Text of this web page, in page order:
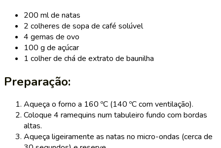
200 ml de natas
2 colheres de sopa de café solúvel
4 gemas de ovo
100 g de açúcar
1 colher de chá de extrato de baunilha
Preparação:
Aqueça o forno a 160 ºC (140 ºC com ventilação).
Coloque 4 ramequins num tabuleiro fundo com bordas
altas.
Aqueça ligeiramente as natas no micro-ondas (cerca de